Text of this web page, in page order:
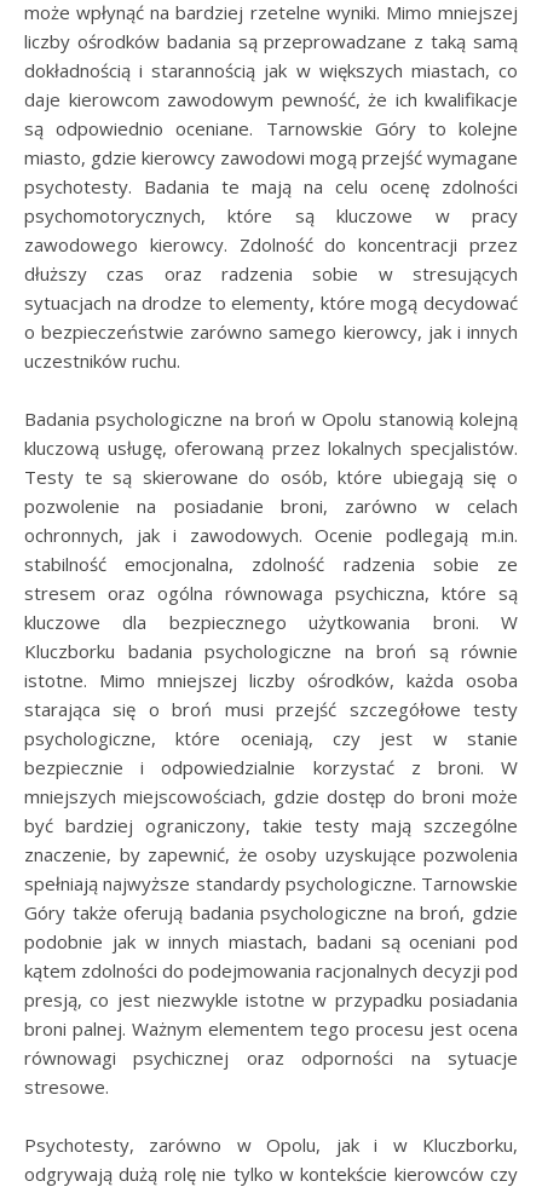
może wpłynąć na bardziej rzetelne wyniki. Mimo mniejszej
liczby ośrodków badania są przeprowadzane z taką samą
dokładnością i starannością jak w większych miastach, co
daje kierowcom zawodowym pewność, że ich kwalifikacje
są odpowiednio oceniane. Tarnowskie Góry to kolejne
miasto, gdzie kierowcy zawodowi mogą przejść wymagane
psychotesty. Badania te mają na celu ocenę zdolności
psychomotorycznych, które są kluczowe w pracy
zawodowego kierowcy. Zdolność do koncentracji przez
dłuższy czas oraz radzenia sobie w stresujących
sytuacjach na drodze to elementy, które mogą decydować
o bezpieczeństwie zarówno samego kierowcy, jak i innych
uczestników ruchu.
Badania psychologiczne na broń w Opolu stanowią kolejną
kluczową usługę, oferowaną przez lokalnych specjalistów.
Testy te są skierowane do osób, które ubiegają się o
pozwolenie na posiadanie broni, zarówno w celach
ochronnych, jak i zawodowych. Ocenie podlegają m.in.
stabilność emocjonalna, zdolność radzenia sobie ze
stresem oraz ogólna równowaga psychiczna, które są
kluczowe dla bezpiecznego użytkowania broni. W
Kluczborku badania psychologiczne na broń są równie
istotne. Mimo mniejszej liczby ośrodków, każda osoba
starająca się o broń musi przejść szczegółowe testy
psychologiczne, które oceniają, czy jest w stanie
bezpiecznie i odpowiedzialnie korzystać z broni. W
mniejszych miejscowościach, gdzie dostęp do broni może
być bardziej ograniczony, takie testy mają szczególne
znaczenie, by zapewnić, że osoby uzyskujące pozwolenia
spełniają najwyższe standardy psychologiczne. Tarnowskie
Góry także oferują badania psychologiczne na broń, gdzie
podobnie jak w innych miastach, badani są oceniani pod
kątem zdolności do podejmowania racjonalnych decyzji pod
presją, co jest niezwykle istotne w przypadku posiadania
broni palnej. Ważnym elementem tego procesu jest ocena
równowagi psychicznej oraz odporności na sytuacje
stresowe.
Psychotesty, zarówno w Opolu, jak i w Kluczborku,
odgrywają dużą rolę nie tylko w kontekście kierowców czy